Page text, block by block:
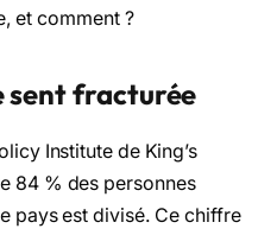
et comment ?
sent fracturée
Institute de King’s
84 % des personnes
pays est divisé. Ce chiffre